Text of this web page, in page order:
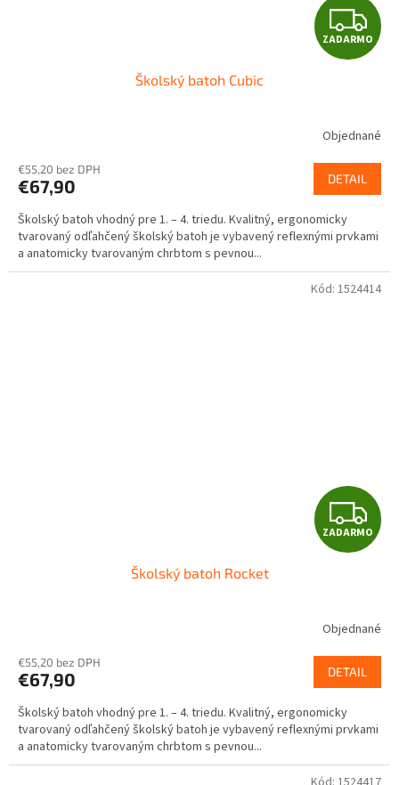
Z
A
A
R
M
O
ZADARMO
Školský batoh Cubic
Objednané
€55,20 bez DPH
€67,90 DETAIL
Školský batoh vhodný pre 1. – 4. triedu. Kvalitný, ergonomicky
tvarovaný odľahčený školský batoh je vybavený reflexnými prvkami
a anatomicky tvarovaným chrbtom s pevnou...
Z
A
A
R
M
O
ZADARMO
Školský batoh Rocket
Objednané
€55,20 bez DPH
€67,90 DETAIL
Školský batoh vhodný pre 1. – 4. triedu. Kvalitný, ergonomicky
tvarovaný odľahčený školský batoh je vybavený reflexnými prvkami
a anatomicky tvarovaným chrbtom s pevnou...
Kód: 1524414